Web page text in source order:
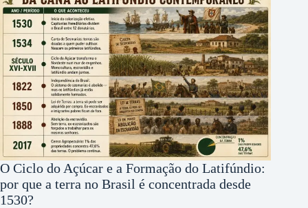
O Ciclo do Açúcar e a Formação do Latifúndio:
por que a terra no Brasil é concentrada desde
1530?